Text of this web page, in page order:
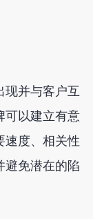
现并与客户互
可以建立有意
速度、相关性
避免潜在的陷